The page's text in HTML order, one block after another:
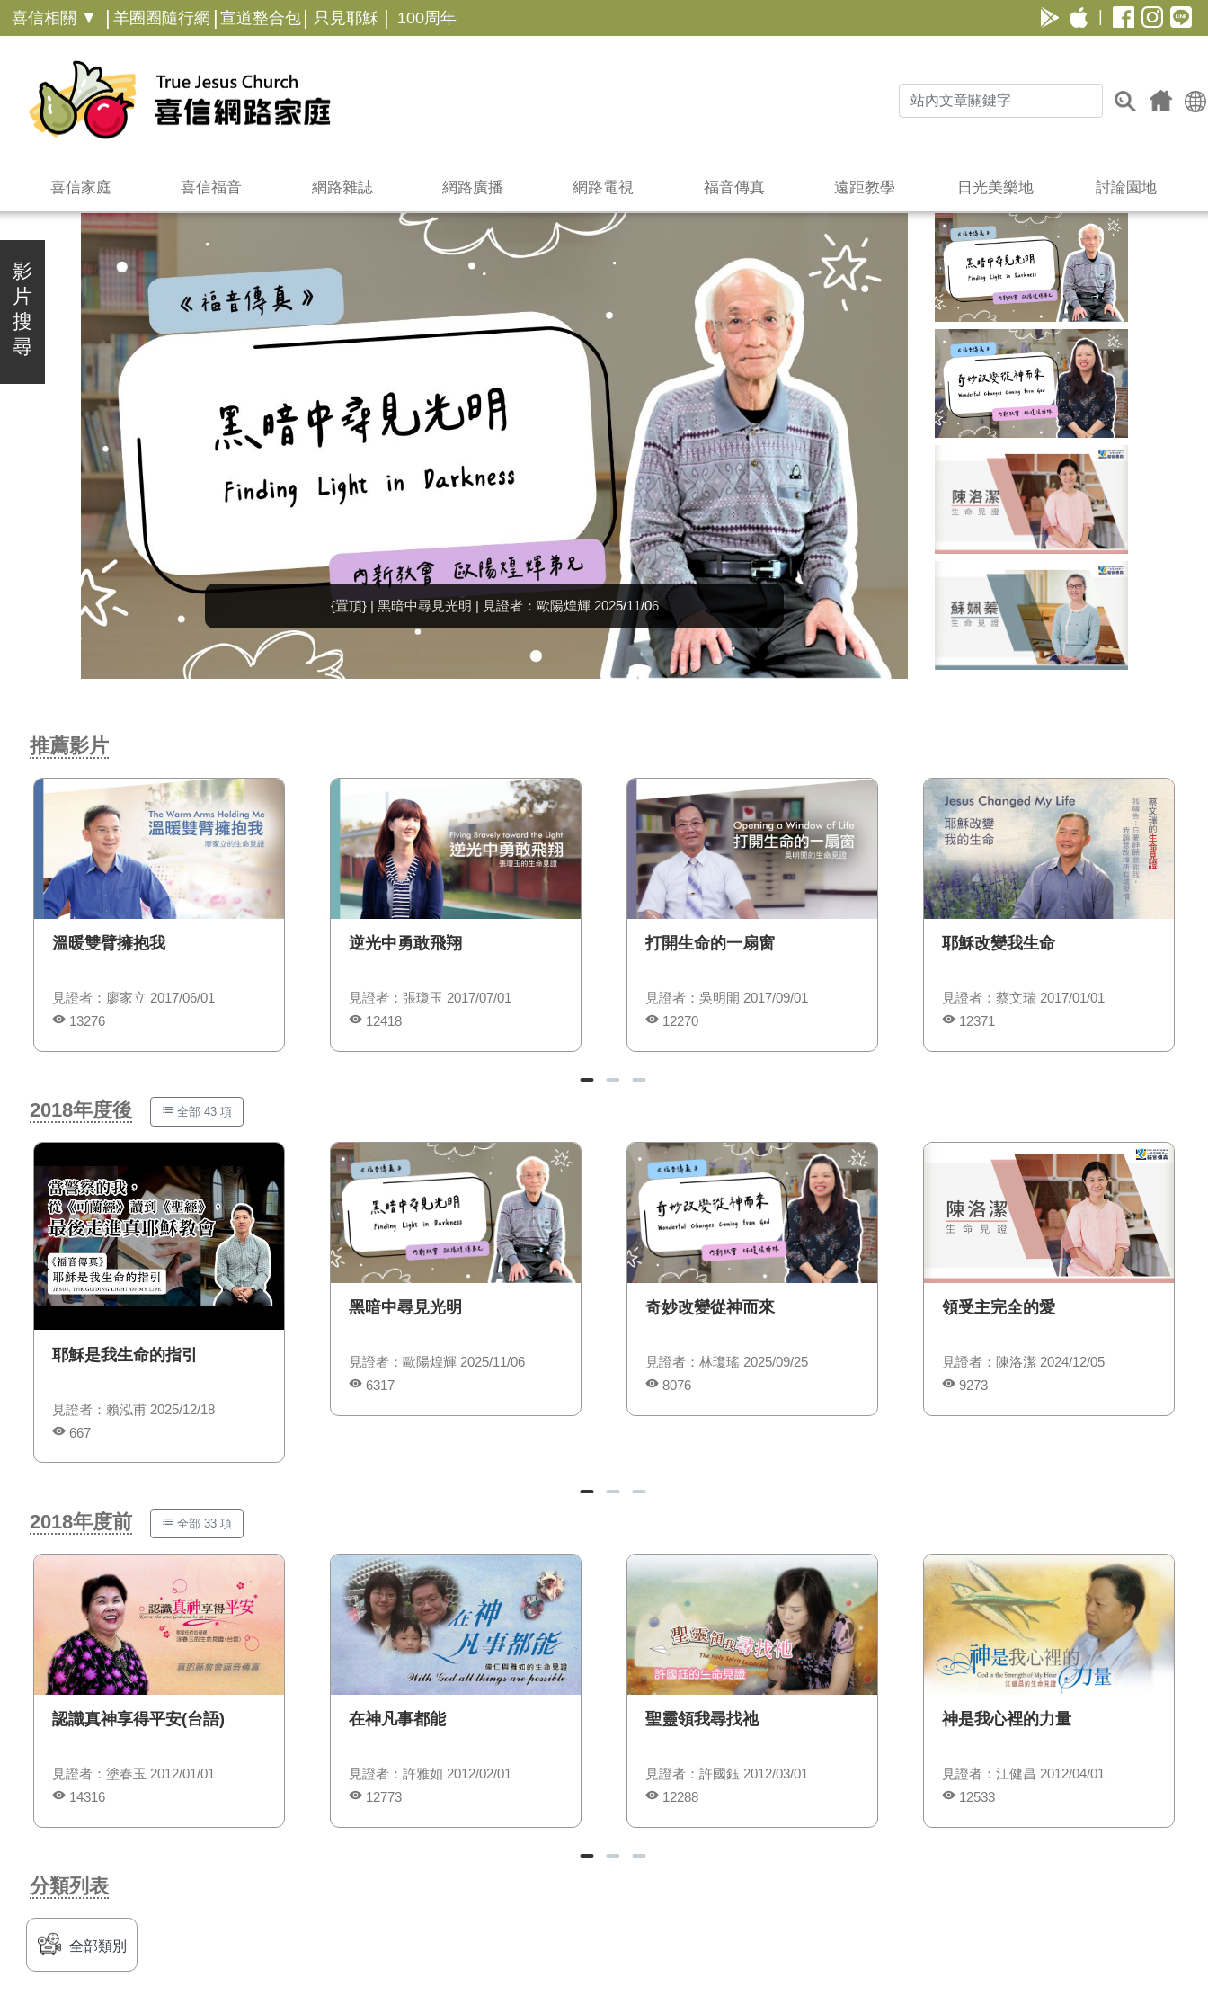
喜信相關 ▼ | 羊圈圈隨行網 | 宣道整合包 | 只見耶穌 | 100周年
喜信家庭 喜信福音 網路雜誌 網路廣播 網路電視 福音傳真 遠距教學 日光美樂地 討論園地
影
片
搜
尋
{置頂} | 奇妙改變從神而來 | 見證者：林瓊瑤 2025/09/25
推薦影片
溫暖雙臂擁抱我
見證者：廖家立 2017/06/01
13276
逆光中勇敢飛翔
見證者：張瓊玉 2017/07/01
12418
打開生命的一扇窗
見證者：吳明開 2017/09/01
12270
耶穌改變我生命
見證者：蔡文瑞 2017/01/01
12371
2018年度後 全部 43 項
耶穌是我生命的指引
見證者：賴泓甫 2025/12/18
667
黑暗中尋見光明
見證者：歐陽煌輝 2025/11/06
6317
奇妙改變從神而來
見證者：林瓊瑤 2025/09/25
8076
領受主完全的愛
見證者：陳洛潔 2024/12/05
9273
2018年度前 全部 33 項
認識真神享得平安(台語)
見證者：塗春玉 2012/01/01
14316
在神凡事都能
見證者：許雅如 2012/02/01
12773
聖靈領我尋找祂
見證者：許國鈺 2012/03/01
12288
神是我心裡的力量
見證者：江健昌 2012/04/01
12533
分類列表
全部類別